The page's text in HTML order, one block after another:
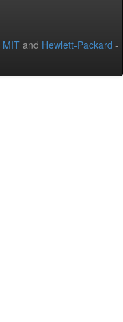
MIT and Hewlett-Packard -